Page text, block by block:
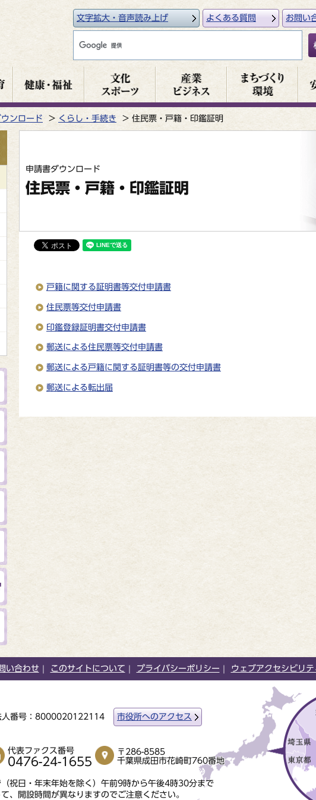
文字拡大・音声読み上げ よくある質問 お問い
ンロード くらし・手続き 住民票・戸籍・印鑑証明
申請書ダウンロード
住民票・戸籍・印鑑証明
戸籍に関する証明書等交付申請書
住民票等交付申請書
印鑑登録証明書交付申請書
郵送による住民票等交付申請書
郵送による戸籍に関する証明書等の交付申請書
郵送による転出届
い合わせ このサイトについて プライバシーポリシー ウェブアクセシビリテ
人番号：8000020122114 市役所へのアクセス
代表ファクス番号
0476-24-1655
〒286-8585
千葉県成田市花崎町760番地
祝日・年末年始を除く）午前9時から午後4時30分まで
、開設時間が異なりますのでご注意ください。